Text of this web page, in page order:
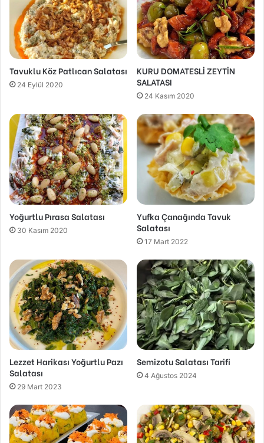
Tavuklu Köz Patlıcan Salatası
24 Eylül 2020
KURU DOMATESLİ ZEYTİN
SALATASI
24 Kasım 2020
Yoğurtlu Pırasa Salatası
30 Kasım 2020
Yufka Çanağında Tavuk
Salatası
17 Mart 2022
Lezzet Harikası Yoğurtlu Pazı
Salatası
29 Mart 2023
Semizotu Salatası Tarifi
4 Ağustos 2024